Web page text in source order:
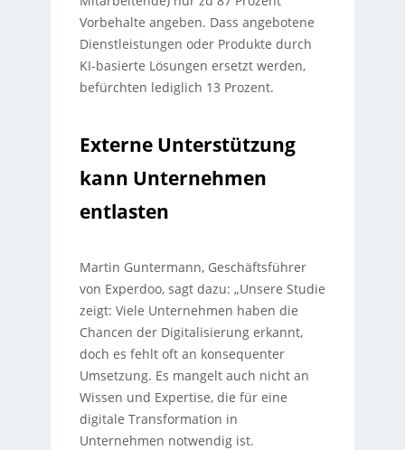
Vorbehalte angeben. Dass angebotene
Dienstleistungen oder Produkte durch
KI-basierte Lösungen ersetzt werden,
befürchten lediglich 13 Prozent.
Externe Unterstützung
kann Unternehmen
entlasten
Martin Guntermann, Geschäftsführer
von Experdoo, sagt dazu: „Unsere Studie
zeigt: Viele Unternehmen haben die
Chancen der Digitalisierung erkannt,
doch es fehlt oft an konsequenter
Umsetzung. Es mangelt auch nicht an
Wissen und Expertise, die für eine
digitale Transformation in
Unternehmen notwendig ist.